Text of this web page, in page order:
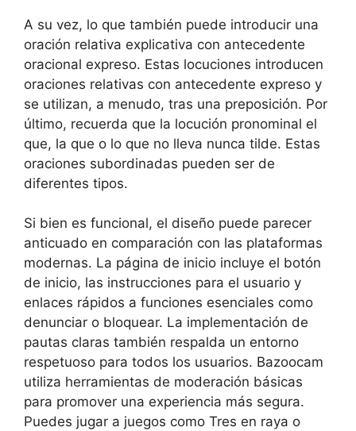
A su vez, lo que también puede introducir una
oración relativa explicativa con antecedente
oracional expreso. Estas locuciones introducen
oraciones relativas con antecedente expreso y
se utilizan, a menudo, tras una preposición. Por
último, recuerda que la locución pronominal el
que, la que o lo que no lleva nunca tilde. Estas
oraciones subordinadas pueden ser de
diferentes tipos.
Si bien es funcional, el diseño puede parecer
anticuado en comparación con las plataformas
modernas. La página de inicio incluye el botón
de inicio, las instrucciones para el usuario y
enlaces rápidos a funciones esenciales como
denunciar o bloquear. La implementación de
pautas claras también respalda un entorno
respetuoso para todos los usuarios. Bazoocam
utiliza herramientas de moderación básicas
para promover una experiencia más segura.
Puedes jugar a juegos como Tres en raya o